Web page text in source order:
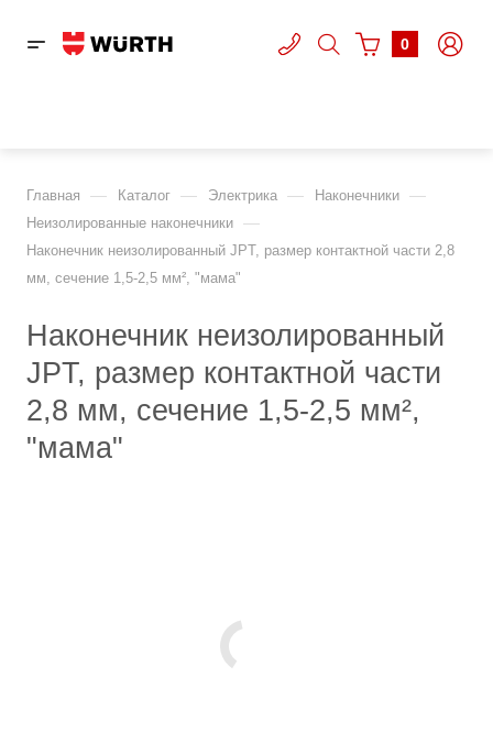
0
Главная — Каталог — Электрика — Наконечники —
Неизолированные наконечники —
Наконечник неизолированный JPT, размер контактной части 2,8
мм, сечение 1,5-2,5 мм², "мама"
Наконечник неизолированный
JPT, размер контактной части
2,8 мм, сечение 1,5-2,5 мм²,
"мама"